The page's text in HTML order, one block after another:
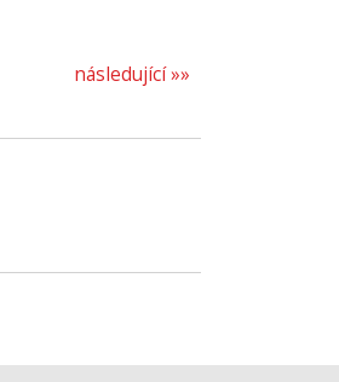
následující »»